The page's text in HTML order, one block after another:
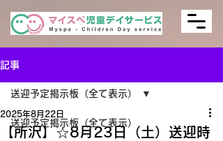
記事
送迎予定掲示板（全て表示）
送迎予定掲示板（全て表示）
【所沢】☆8月23日（土）送迎時
2025年8月22日